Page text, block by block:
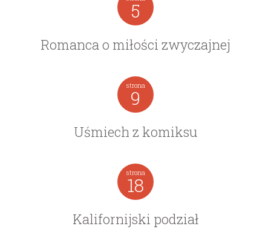
wydanie: 20/1975
Romanca o miłości zwyczajnej
5
Uśmiech z komiksu
strona
9
Kalifornijski podział
strona
18